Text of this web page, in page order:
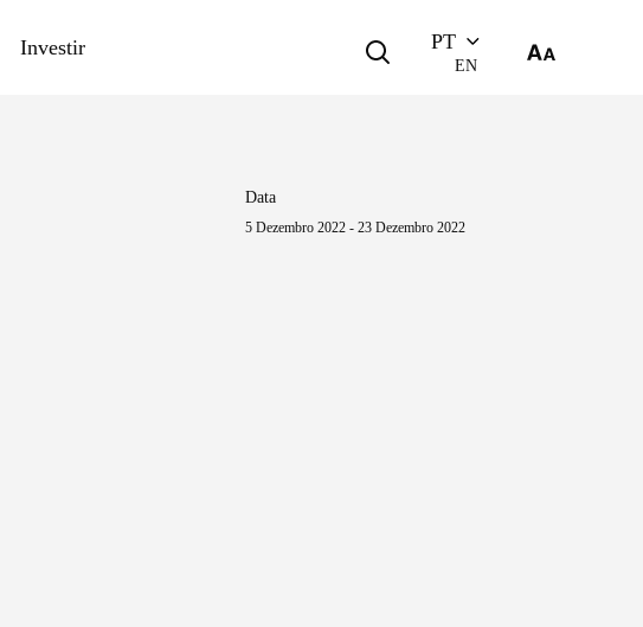
Investir PT
EN
Data
5 Dezembro 2022 - 23 Dezembro 2022